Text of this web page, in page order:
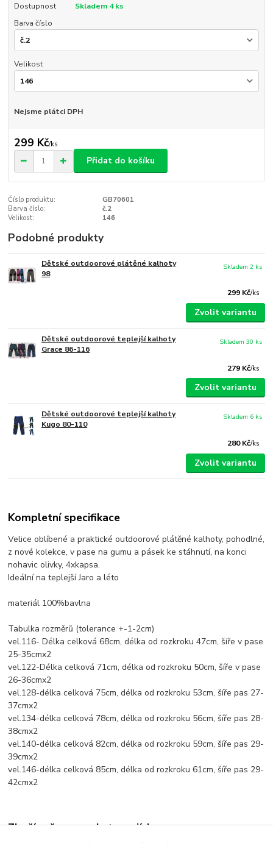
Dostupnost
Skladem 4 ks
Barva číslo
Velikost
Nejsme plátci DPH
299 Kč/ks
Přidat do košíku
Číslo produktu:
GB70601
Barva číslo:
č.2
Velikost:
146
Podobné produkty
Dětské outdoorové plátěné kalhoty
98
299 Kč/ks
Skladem 2 ks
Zvolit variantu
Dětské outdoorové teplejší kalhoty
Grace 86-116
279 Kč/ks
Skladem 30 ks
Zvolit variantu
Dětské outdoorové teplejší kalhoty
Kugo 80-110
280 Kč/ks
Skladem 6 ks
Zvolit variantu
Kompletní specifikace
Velice oblíbené a praktické outdoorové plátěné kalhoty, pohodlné,
z nové kolekce, v pase na gumu a pásek ke stáhnutí, na konci
nohavic olivky, 4xkapsa.
Ideální na teplejší Jaro a léto
materiál 100%bavlna
Tabulka rozměrů (tolerance +-1-2cm)
vel.116- Délka celková 68cm, délka od rozkroku 47cm, šíře v pase
25-35cmx2
vel.122-Délka celková 71cm, délka od rozkroku 50cm, šíře v pase
26-36cmx2
vel.128-délka celková 75cm, délka od rozkroku 53cm, šíře pas 27-
37cmx2
vel.134-délka celková 78cm, délka od rozkroku 56cm, šíře pas 28-
38cmx2
vel.140-délka celková 82cm, délka od rozkroku 59cm, šíře pas 29-
39cmx2
vel.146-délka celková 85cm, délka od rozkroku 61cm, šíře pas 29-
42cmx2
Zboží zařazeno v kategoriích